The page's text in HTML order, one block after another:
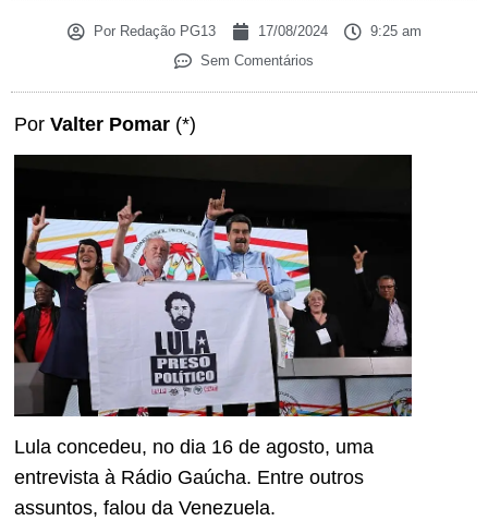
PorRedação PG13 17/08/2024
9:25 am
Sem Comentários
Por Valter Pomar (*)
Lula concedeu, no dia 16 de agosto, uma
entrevista à Rádio Gaúcha. Entre outros
assuntos, falou da Venezuela.